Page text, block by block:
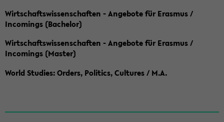
Wirtschaftswissenschaften - Angebote für Erasmus /
Incomings (Bachelor)
Wirtschaftswissenschaften - Angebote für Erasmus /
Incomings (Master)
World Studies: Orders, Politics, Cultures / M.A.